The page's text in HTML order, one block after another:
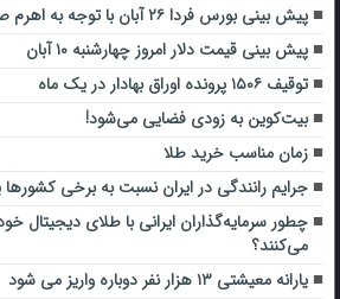
پیش بینی بورس فردا ۲۶ آبان با توجه به اهرم صعودی امروز
پیش بینی قیمت دلار امروز چهارشنبه ۱۰ آبان
توقیف ۱۵۰۶ پرونده اوراق بهادار در یک ماه
بیت‌کوین به زودی فضایی می‌شود!
زمان مناسب خرید طلا
جرایم رانندگی در ایران نسبت به برخی کشورها یک
چطور سرمایه‌گذاران ایرانی با طلای دیجیتال خود
می‌کنند؟
یارانه معیشتی ۱۳ هزار نفر دوباره واریز می شود